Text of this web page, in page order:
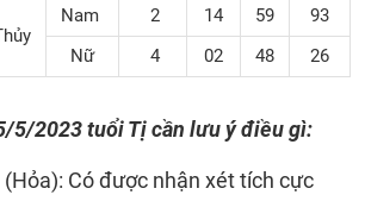
Nam 2 14 59
93
Nữ
4 02 48 26
5/2023 tuổi Tị cần lưu ý điều gì:
Có được nhận xét tích cực